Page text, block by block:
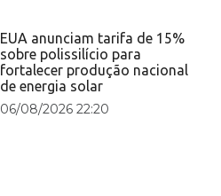
EUA anunciam tarifa de 15%
sobre polissilício para
fortalecer produção nacional
de energia solar
06/08/2026 22:20